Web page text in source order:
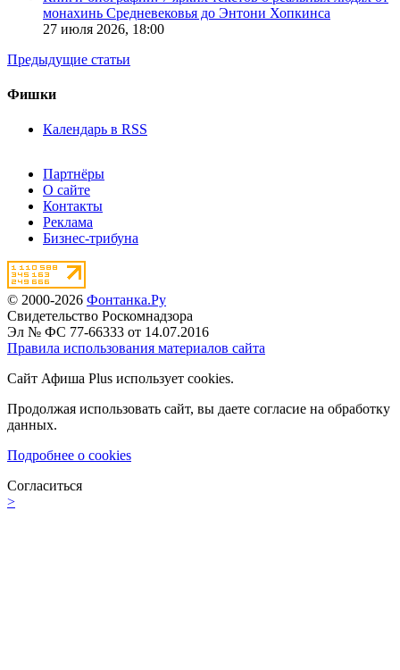
монахинь Средневековья до Энтони Хопкинса
27 июля 2026, 18:00
Предыдущие статьи
Фишки
Календарь в RSS
Партнёры
О сайте
Контакты
Реклама
Бизнес-трибуна
© 2000-2026 Фонтанка.Ру
Свидетельство Роскомнадзора
Эл № ФС 77-66333 от 14.07.2016
Правила использования материалов сайта
Сайт Афиша Plus использует cookies.
Продолжая использовать сайт, вы даете согласие на обработку
данных.
Подробнее о cookies
Согласиться
>